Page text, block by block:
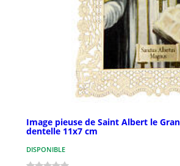
Image pieuse de Saint Albert le
dentelle 11x7 cm
DISPONIBLE